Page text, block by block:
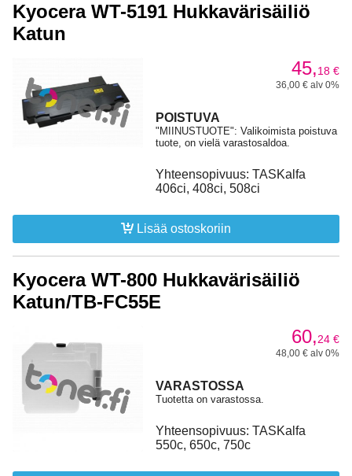
Kyocera WT-5191 Hukkavärisäiliö
Katun
45,18 €
36,00 € alv 0%
POISTUVA
"MIINUSTUOTE": Valikoimista poistuva
tuote, on vielä varastosaldoa.
Yhteensopivuus: TASKalfa
406ci, 408ci, 508ci
Lisää ostoskoriin
Kyocera WT-800 Hukkavärisäiliö
Katun/TB-FC55E
60,24 €
48,00 € alv 0%
VARASTOSSA
Tuotetta on varastossa.
Yhteensopivuus: TASKalfa
550c, 650c, 750c